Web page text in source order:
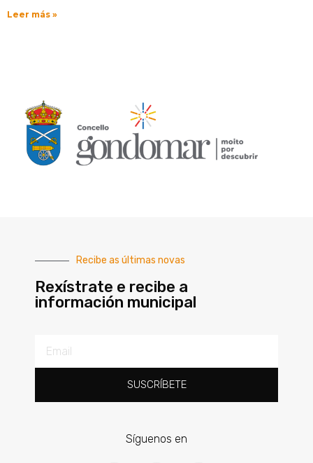
Leer más »
Recibe as últimas novas
Rexístrate e recibe a
información municipal
SUSCRÍBETE
Síguenos en